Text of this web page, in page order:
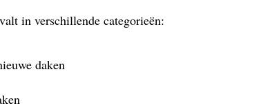
in verschillende categorieën:
daken